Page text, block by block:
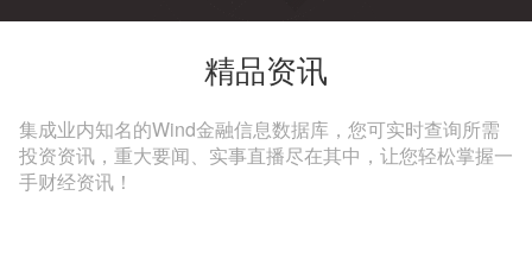
精品资讯
集成业内知名的Wind金融信息数据库，您可实时查询所需
投资资讯，重大要闻、实事直播尽在其中，让您轻松掌握一
手财经资讯！